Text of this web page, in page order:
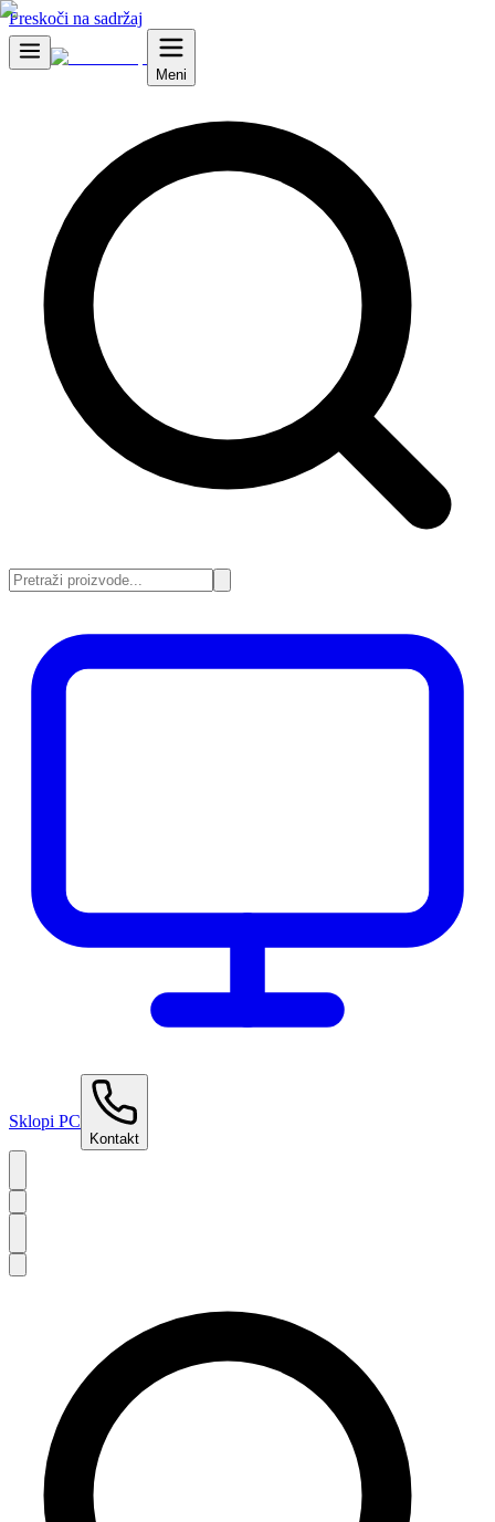
Preskoči na sadržaj
Meni
Sklopi PC
Kontakt